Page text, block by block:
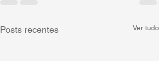
Posts recentes Ver tudo